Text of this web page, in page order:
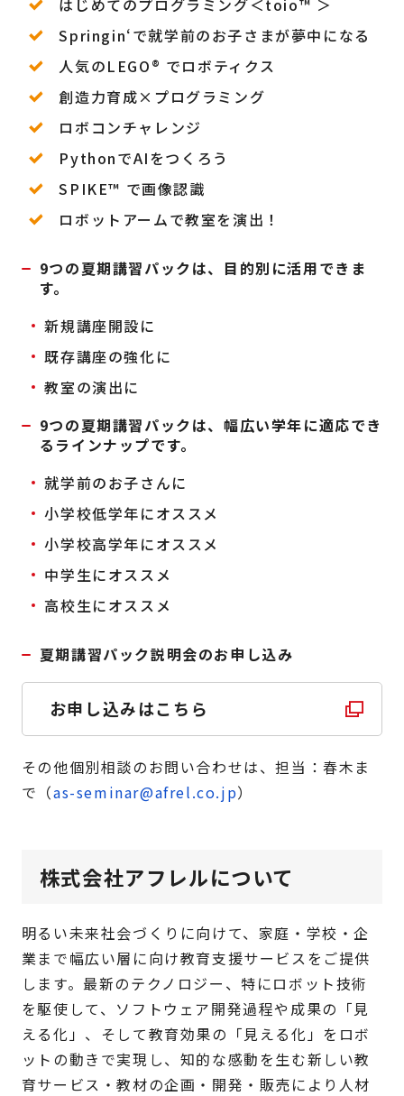
Springin‘で就学前のお子さまが夢中になる
人気のLEGO® でロボティクス
創造力育成×プログラミング
ロボコンチャレンジ
PythonでAIをつくろう
SPIKE™ で画像認識
ロボットアームで教室を演出！
9つの夏期講習パックは、目的別に活用できま
す。
新規講座開設に
既存講座の強化に
教室の演出に
9つの夏期講習パックは、幅広い学年に適応でき
るラインナップです。
就学前のお子さんに
小学校低学年にオススメ
小学校高学年にオススメ
中学生にオススメ
高校生にオススメ
夏期講習パック説明会のお申し込み
お申し込みはこちら
その他個別相談のお問い合わせは、担当：春木ま
で（as-seminar@afrel.co.jp）
株式会社アフレルについて
明るい未来社会づくりに向けて、家庭・学校・企
業まで幅広い層に向け教育支援サービスをご提供
します。最新のテクノロジー、特にロボット技術
を駆使して、ソフトウェア開発過程や成果の「見
える化」、そして教育効果の「見える化」をロボ
ットの動きで実現し、知的な感動を生む新しい教
育サービス・教材の企画・開発・販売により人材